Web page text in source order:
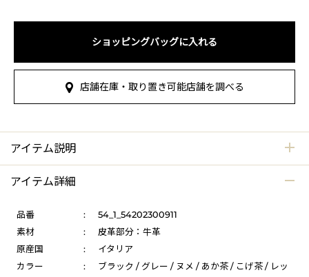
ショッピングバッグに入れる
店舗在庫・取り置き可能店舗を調べる
アイテム説明
アイテム詳細
品番 :
54_1_54202300911
素材
:
皮革部分：牛革
原産国
:
イタリア
カラー
:
ブラック / グレー / ヌメ / あか茶 / こげ茶 / レッ